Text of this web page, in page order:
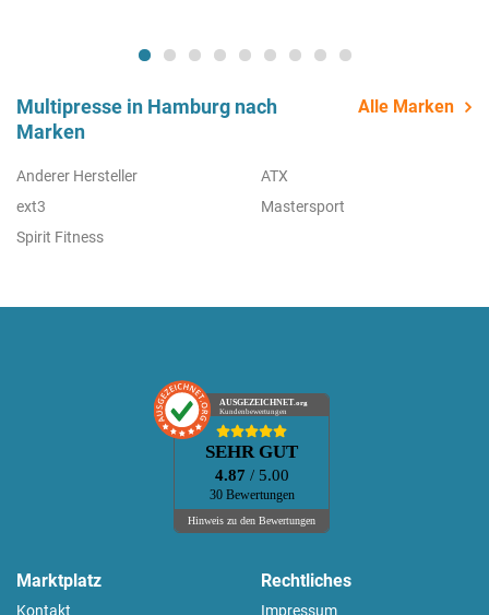
Multipresse in Hamburg nach
Marken
Alle Marken
Anderer Hersteller
ATX
ext3
Mastersport
Spirit Fitness
AUSGEZEICHNET.org
Kundenbewertungen
SEHR GUT
4.87 / 5.00
30 Bewertungen
Hinweis zu den Bewertungen
Marktplatz
Kontakt
Rechtliches
Impressum